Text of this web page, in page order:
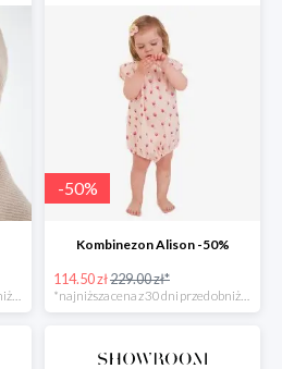
*najniższa cena z 30 dni przed obniżką
-50%
Kombinezon Alison -50%
114.50 zł229.00 zł*
*najniższa cena z 30 dni przed obniżką